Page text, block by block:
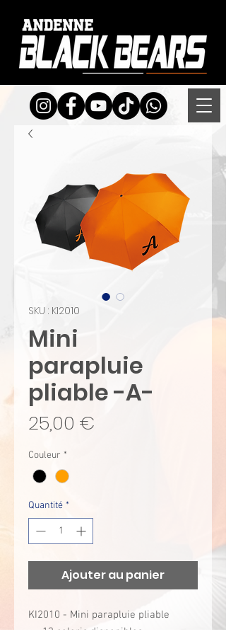
SKU : KI2010
Mini
parapluie
pliable -A-
25,00 €
Couleur *
Quantité *
Ajouter au panier
KI2010 - Mini parapluie pliable